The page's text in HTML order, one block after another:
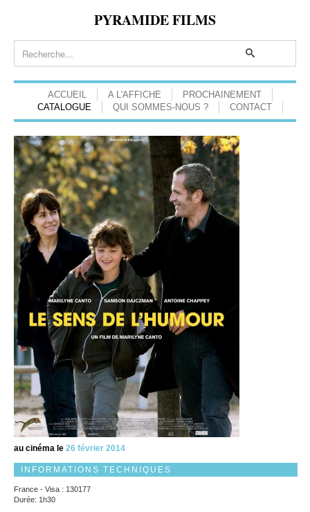
PYRAMIDE FILMS
ACCUEIL A L'AFFICHE
PROCHAINEMENT
CATALOGUE
QUI SOMMES-NOUS ? CONTACT
au cinéma le 26 février 2014
INFORMATIONS TECHNIQUES
France - Visa : 130177
Durée: 1h30